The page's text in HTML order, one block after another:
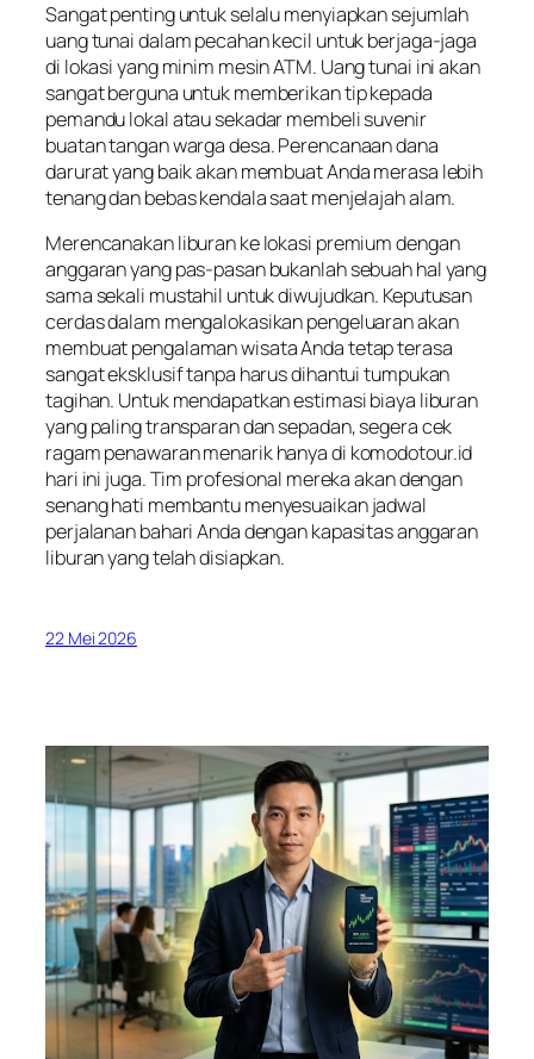
Sangat penting untuk selalu menyiapkan sejumlah
uang tunai dalam pecahan kecil untuk berjaga-jaga
di lokasi yang minim mesin ATM. Uang tunai ini akan
sangat berguna untuk memberikan tip kepada
pemandu lokal atau sekadar membeli suvenir
buatan tangan warga desa. Perencanaan dana
darurat yang baik akan membuat Anda merasa lebih
tenang dan bebas kendala saat menjelajah alam.
Merencanakan liburan ke lokasi premium dengan
anggaran yang pas-pasan bukanlah sebuah hal yang
sama sekali mustahil untuk diwujudkan. Keputusan
cerdas dalam mengalokasikan pengeluaran akan
membuat pengalaman wisata Anda tetap terasa
sangat eksklusif tanpa harus dihantui tumpukan
tagihan. Untuk mendapatkan estimasi biaya liburan
yang paling transparan dan sepadan, segera cek
ragam penawaran menarik hanya di komodotour.id
hari ini juga. Tim profesional mereka akan dengan
senang hati membantu menyesuaikan jadwal
perjalanan bahari Anda dengan kapasitas anggaran
liburan yang telah disiapkan.
22 Mei 2026